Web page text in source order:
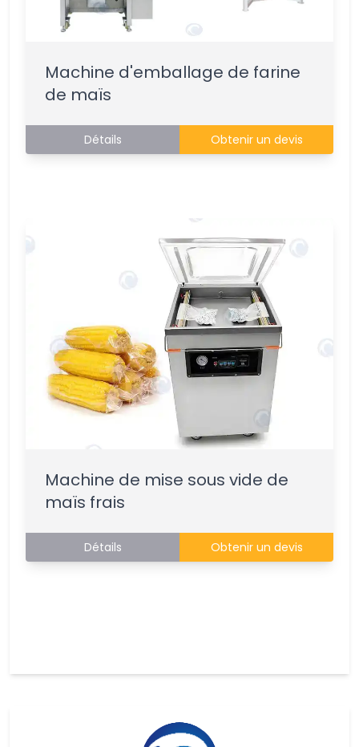
Machine d'emballage de farine
de maïs
Détails Obtenir un devis
Machine de mise sous vide de
maïs frais
Détails Obtenir un devis